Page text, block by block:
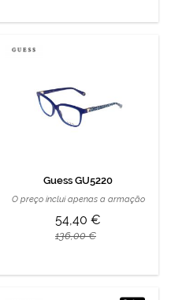
Guess GU5220
O preço inclui apenas a armação
54,40 €
136,00 €